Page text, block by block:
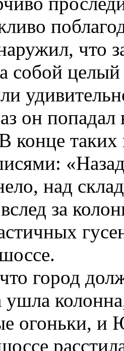
что
собой
он
конце таких
над
за
город
ушла
огоньки, и